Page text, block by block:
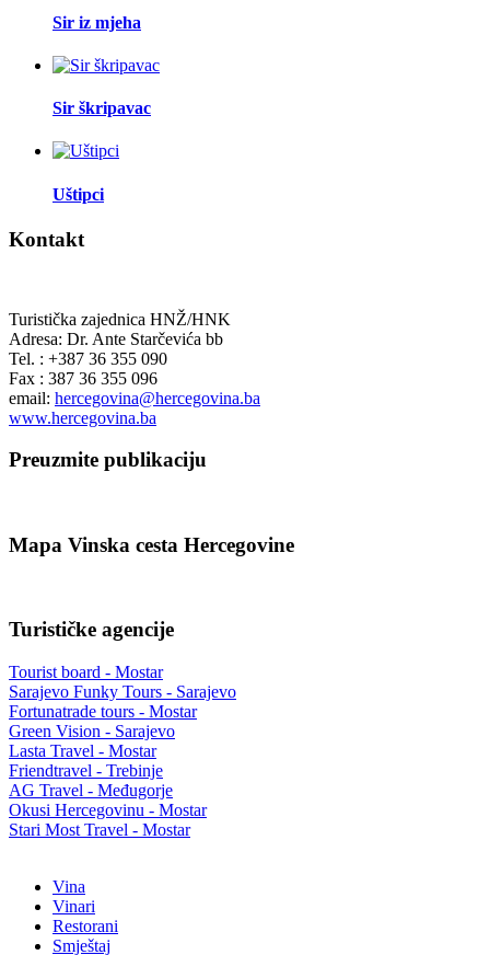
Sir iz mjeha
Sir škripavac
Uštipci
Kontakt
Turistička zajednica HNŽ/HNK
Adresa: Dr. Ante Starčevića bb
Tel. : +387 36 355 090
Fax : 387 36 355 096
email: hercegovina@hercegovina.ba
www.hercegovina.ba
Preuzmite publikaciju
Mapa Vinska cesta Hercegovine
Turističke agencije
Tourist board - Mostar
Sarajevo Funky Tours - Sarajevo
Fortunatrade tours - Mostar
Green Vision - Sarajevo
Lasta Travel - Mostar
Friendtravel - Trebinje
AG Travel - Međugorje
Okusi Hercegovinu - Mostar
Stari Most Travel - Mostar
Vina
Vinari
Restorani
Smještaj